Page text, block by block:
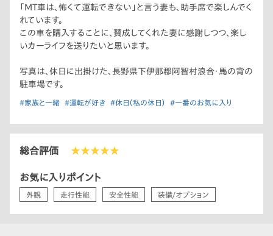
「MT車は、怖くて運転できない」と言う妻も、助手席で楽しんでく
れています。
この車を購入することに、賛成してくれた妻に感謝しつつ、楽し
いカーライフを送りたいと思います。
写真は、休日に出掛けた、長野県下伊那郡阿智村浪合・馬の背の
駐車場です。
#家族と一緒 #運転が好き #休日（私の休日） #一番のお気に入り
総合評価 ★★★★★
お気に入りポイント
外観 走行性能 安全性能 装備/オプション